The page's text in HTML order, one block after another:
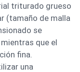
triturado grueso
(tamaño de malla
se
que el
fina.
una